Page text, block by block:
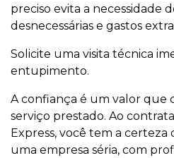
preciso evita a necessidade
desnecessárias e gastos
Solicite uma visita técnica
entupimento.
A confiança é um valor que
serviço prestado. Ao
Express, você tem a
uma empresa séria, com